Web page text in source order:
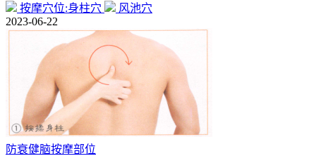
按摩穴位:身柱穴
风池穴
2023-06-22
防衰健脑按摩部位